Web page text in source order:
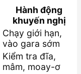
Hành động
khuyến nghị
Chạy giới hạn,
vào gara sớm
Kiểm tra đĩa,
mâm, moay-ơ